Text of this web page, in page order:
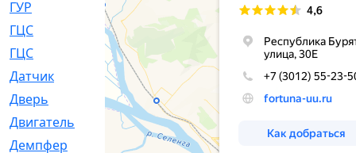
ГУР
ГЦC
[6]
ГЦС
[74]
Датчик
[969]
Дверь
[249]
Двигатель
[64]
Демпфер
[2]